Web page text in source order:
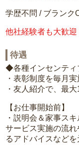
学歴不問 / ブランク
他社経験者も大歓迎
待遇
◆各種インセンティ
・表彰制度を毎月
・友人紹介で、最
【お仕事開始前】
・説明会＆家事ス
サービス実施の流
るアドバイスなどを